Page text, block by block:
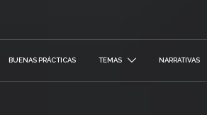
BUENAS PRÁCTICAS TEMAS NARRATIVAS